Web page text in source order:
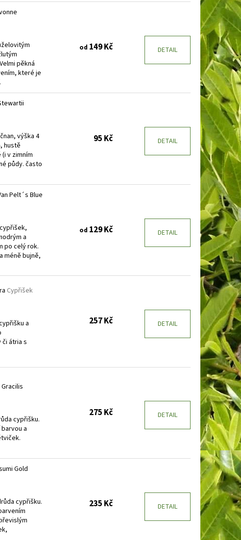
pěkná
které je
od 149 Kč DETAIL
výška 4
hustě
v zimním
půdy. často
95 Kč DETAIL
Pelt´s Blue
a
po celý rok.
méně bujně,
od 129 Kč DETAIL
Cypřišek
a
átria s
257 Kč DETAIL
cypřišku.
a
275 Kč DETAIL
Gold
cypřišku.
235 Kč DETAIL